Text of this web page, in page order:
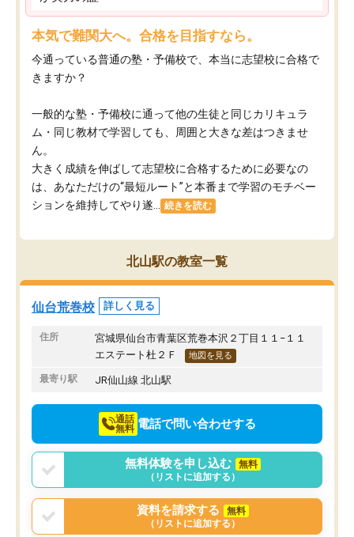
本気で難関大へ。合格を目指すなら。
今通っている普通の塾・予備校で、本当に志望校に合格で
きますか？
一般的な塾・予備校に通って他の生徒と同じカリキュラ
ム・同じ教材で学習しても、周囲と大きな差はつきませ
ん。
大きく成績を伸ばして志望校に合格するために必要なの
は、あなただけの“最短ルート”と本番まで学習のモチベー
ションを維持してやり遂...
続きを読む
北山駅の教室一覧
仙台荒巻校 詳しく見る
住所
宮城県仙台市青葉区荒巻本沢２丁目１１−１１
エステート杜２Ｆ
地図を見る
最寄り駅 JR仙山線 北山駅
通話
無料 電話で問い合わせする
無料体験を申し込む
無料
（リストに追加する）
資料を請求する
無料
（リストに追加する）